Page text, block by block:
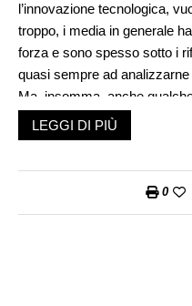
l’innovazione tecnologica,
troppo, i media in generale
forza e sono spesso sotto i
quasi sempre ad
Ma, insomma, anche
accompagnano da tanti
modo moderno fu la
Forse, senza abbassare la
LEGGI DI PIÙ
0